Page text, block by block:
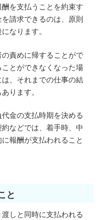
を支払うことを約束す
請求できるのは、原則
なります。
責めに帰することがで
とができなくなった場
、それまでの仕事の結
ります。
金の支払時期を決める
などでは、着手時、中
報酬が支払われること
と
しと同時に支払われる